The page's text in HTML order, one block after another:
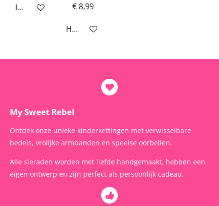
In winkelwagen € 8,99
Houd mij op de hoogte
My Sweet Rebel
Ontdek onze unieke kinderkettingen met verwisselbare
bedels, vrolijke armbanden en speelse oorbellen.
Alle sieraden worden met liefde handgemaakt, hebben een
eigen ontwerp en zijn perfect als persoonlijk cadeau.